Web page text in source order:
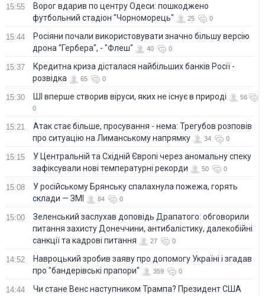
15:55
Ворог вдарив по центру Одеси: пошкоджено
футбольний стадіон "Чорноморець"
25 0
15:44
Росіяни почали використовувати значно більшу версію
дрона "Гербера", - "Флеш"
40 0
15:37
Кредитна криза дісталася найбільших банків Росії -
розвідка
65 0
15:30 ШІ вперше створив віруси, яких не існує в природі
56
0
15:21
Атак стає більше, просування - нема: Трегубов розповів
про ситуацію на Лиманському напрямку
34 0
15:15
У Центральній та Східній Європі через аномальну спеку
зафіксували нові температурні рекорди
50 0
15:08
У російському Брянську спалахнула пожежа, горять
склади — ЗМІ
84 0
15:00
Зеленський заслухав доповідь Драпатого: обговорили
питання захисту Донеччини, антибалістику, далекобійні
санкції та кадрові питання
27 0
14:52
Навроцький зробив заяву про допомогу Україні і згадав
про "бандерівські прапори"
359 0
14:44
Чи стане Венс наступником Трампа? Президент США